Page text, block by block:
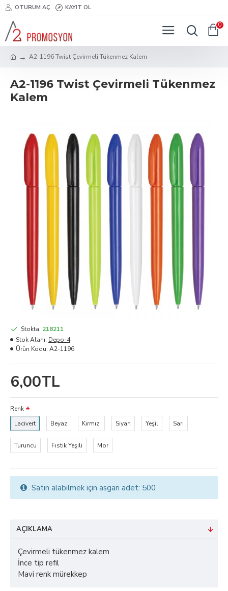
OTURUM AÇ KAYIT OL
0
A2-1196 Twist Çevirmeli Tükenmez Kalem
A2-1196 Twist Çevirmeli Tükenmez
Kalem
6,00TL
Stokta: 218211
Stok Alanı: Depo-4
Ürün Kodu: A2-1196
Renk
Lacivert
Beyaz Kırmızı Siyah Yeşil Sarı
Turuncu Fıstık Yeşili Mor
Satın alabilmek için asgari adet: 500
AÇIKLAMA
Çevirmeli tükenmez kalem
İnce tip refil
Mavi renk mürekkep